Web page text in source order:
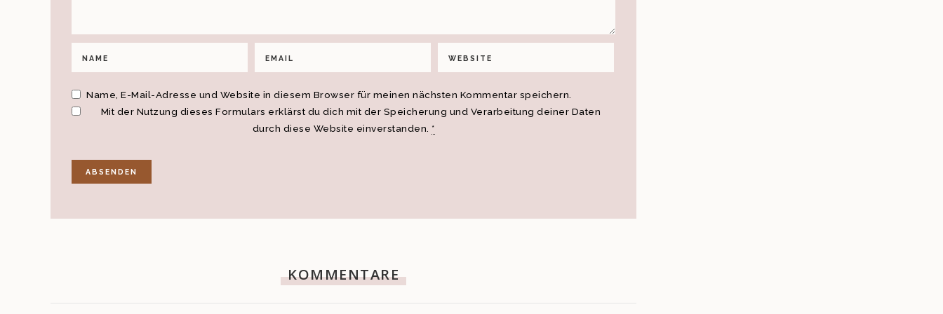
Name, E-Mail-Adresse und Website in diesem Browser für meinen nächsten Kommentar speichern.
Mit der Nutzung dieses Formulars erklärst du dich mit der Speicherung und Verarbeitung deiner Daten
durch diese Website einverstanden. *
KOMMENTARE